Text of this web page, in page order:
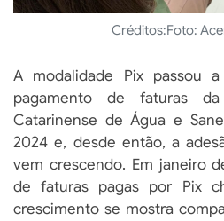
Créditos:Foto:
A modalidade Pix passou
pagamento de faturas da
Catarinense de Água e
2024 e, desde então, a
vem crescendo. Em janeiro
de faturas pagas por Pix
crescimento se mostra